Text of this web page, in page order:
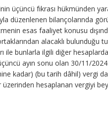
üçüncü fıkrası hükmünden
düzenlenen bilançolarında
esas faaliyet konusu
alacaklı bulunduğu
ile bunlarla ilgili diğer
ayın sonu olan 30/11/
kadar) (bu tarih dâhil) vergi
hesaplanan vergiyi